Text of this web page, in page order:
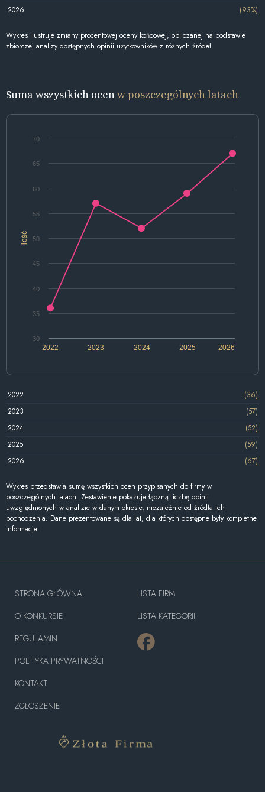
2026
(93%)
Wykres ilustruje zmiany procentowej oceny końcowej, obliczanej na podstawie
zbiorczej analizy dostępnych opinii użytkowników z różnych źródeł.
Suma wszystkich ocenw poszczególnych latach
Ilość
2022 2024 2026
2023 2025
30
35
40
45
50
55
60
65
70
2022
(36)
2023
(57)
2024
(52)
2025
(59)
2026
(67)
Wykres przedstawia sumę wszystkich ocen przypisanych do firmy w
poszczególnych latach. Zestawienie pokazuje łączną liczbę opinii
uwzględnionych w analizie w danym okresie, niezależnie od źródła ich
pochodzenia. Dane prezentowane są dla lat, dla których dostępne były kompletne
informacje.
STRONA GŁÓWNA
O KONKURSIE
REGULAMIN
POLITYKA PRYWATNOŚCI
KONTAKT
ZGŁOSZENIE
LISTA FIRM
LISTA KATEGORII